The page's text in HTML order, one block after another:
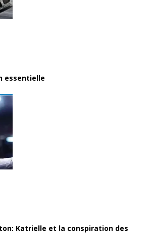
essentielle
Katrielle et la conspiration des